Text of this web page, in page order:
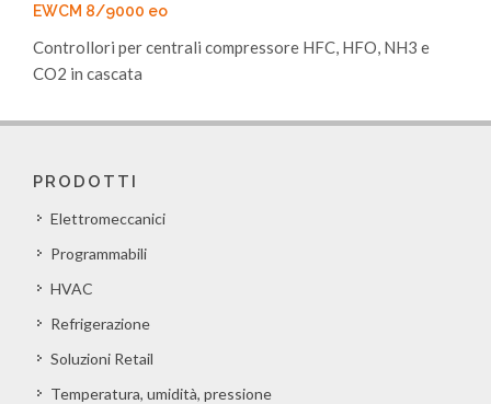
EWCM 8/9000 eo
Controllori per centrali compressore HFC, HFO, NH3 e
CO2 in cascata
PRODOTTI
Elettromeccanici
Programmabili
HVAC
Refrigerazione
Soluzioni Retail
Temperatura, umidità, pressione